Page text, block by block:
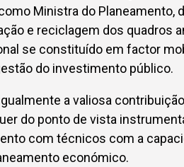
Ministra do Planeamento,
e reciclagem dos quadros
se constituído em factor
do investimento público.
a valiosa
do ponto de vista
com técnicos com a
económico.